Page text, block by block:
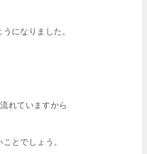
になりました。
れていますから
とでしょう。